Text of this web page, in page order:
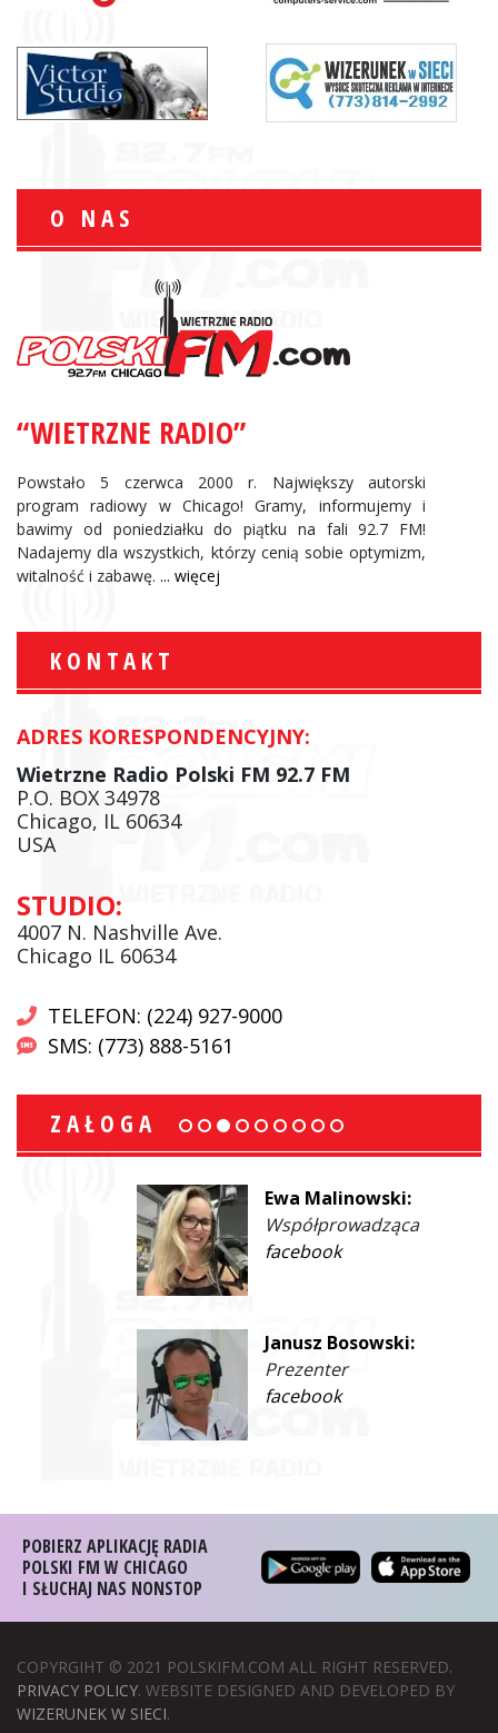
O NAS
“WIETRZNE RADIO”
Powstało 5 czerwca 2000 r. Największy autorski
program radiowy w Chicago! Gramy, informujemy i
bawimy od poniedziałku do piątku na fali 92.7 FM!
Nadajemy dla wszystkich, którzy cenią sobie optymizm,
witalność i zabawę. ... więcej
KONTAKT
ADRES KORESPONDENCYJNY:
Wietrzne Radio Polski FM 92.7 FM
P.O. BOX 34978
Chicago, IL 60634
USA
STUDIO:
4007 N. Nashville Ave.
Chicago IL 60634
TELEFON: (224) 927-9000
SMS: (773) 888-5161
ZAŁOGA
Ewa Malinowski:
Współprowadząca
facebook
Janusz Bosowski:
Prezenter
facebook
POBIERZ APLIKACJĘ RADIA
POLSKI FM W CHICAGO
I SŁUCHAJ NAS NONSTOP
COPYRGIHT © 2021 POLSKIFM.COM ALL RIGHT RESERVED.
PRIVACY POLICY. WEBSITE DESIGNED AND DEVELOPED BY
WIZERUNEK W SIECI.